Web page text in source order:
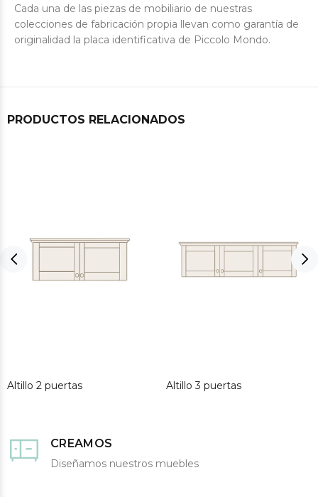
Cada una de las piezas de mobiliario de nuestras
colecciones de fabricación propia llevan como garantía de
originalidad la placa identificativa de Piccolo Mondo.
PRODUCTOS RELACIONADOS
Altillo 2 puertas Altillo 3 puertas
CREAMOS
Diseñamos nuestros muebles